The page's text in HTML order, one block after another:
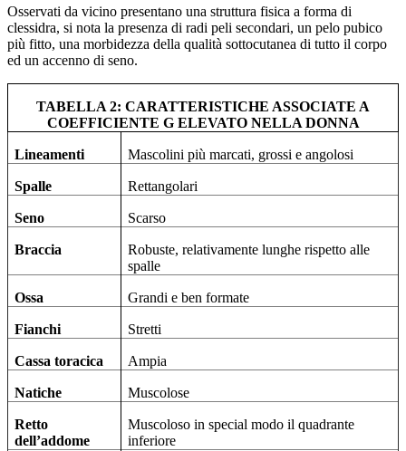
Osservati da vicino presentano una struttura fisica a forma di
clessidra, si nota la presenza di radi peli secondari, un pelo pubico
più fitto, una morbidezza della qualità sottocutanea di tutto il corpo
ed un accenno di seno.
TABELLA 2: CARATTERISTICHE ASSOCIATE A
COEFFICIENTE G ELEVATO NELLA DONNA
Lineamenti Mascolini più marcati, grossi e angolosi
Spalle Rettangolari
Seno Scarso
Braccia
Robuste, relativamente lunghe rispetto alle
spalle
Ossa Grandi e ben formate
Fianchi Stretti
Cassa toracica Ampia
Natiche Muscolose
Retto
dell’addome
Muscoloso in special modo il quadrante
inferiore